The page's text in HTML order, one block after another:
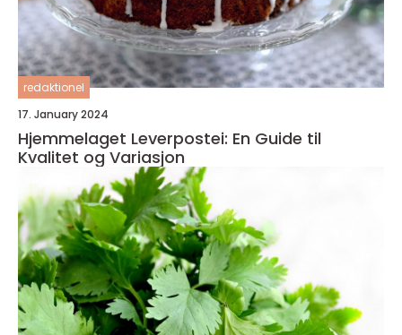
redaktionel
17. January 2024
Hjemmelaget Leverpostei: En Guide til
Kvalitet og Variasjon